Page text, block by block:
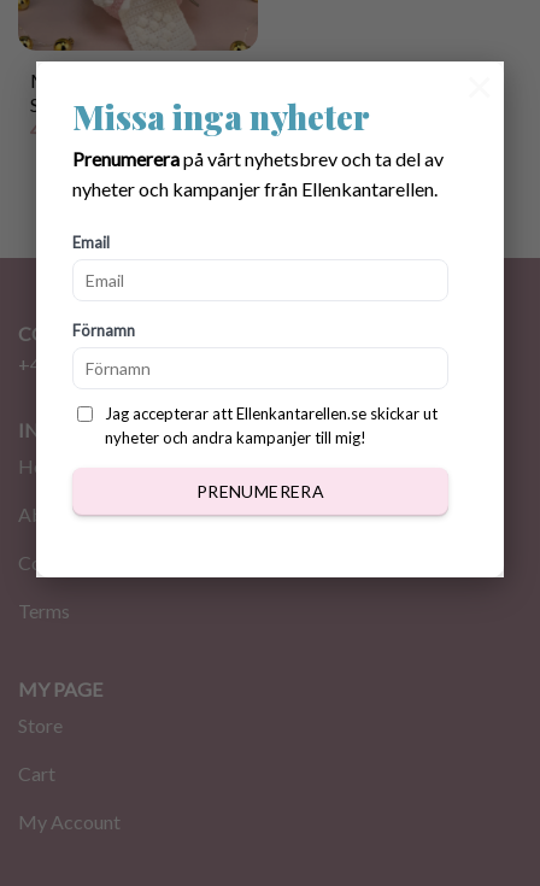
Missa inga nyheter
Prenumererapå vårt nyhetsbrev och ta del av
nyheter och kampanjer från Ellenkantarellen.
Email
Förnamn
Jag accepterar att Ellenkantarellen.se skickar ut
nyheter och andra kampanjer till mig!
PRENUMERERA
Mönster Virkande
Snögumma
40.00kr
CONTACT
+46 72 310 46 48
INFORMATION
Home
About me
Contact
Terms
MY PAGE
Store
Cart
My Account